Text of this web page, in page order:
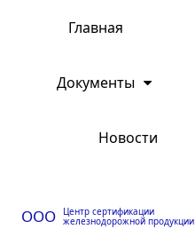
Главная
Документы
Новости
ООО Центр сертификации
железнодорожной продукции